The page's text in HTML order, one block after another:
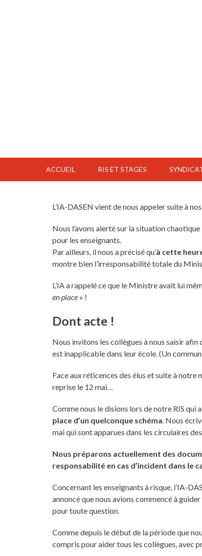
ACCUEIL RIS ET STAGES
L’IA-DASEN vient de nous appeler suite à
Nous l’avons alerté sur la situation
pour les enseignants.
Par ailleurs, il nous a précisé qu’à cette
montre bien l’irresponsabilité totale du
L’IA a rappelé ce que le Ministre avait lui
en place » !
Dont acte !
Nous invitons les collègues à nous saisir
est inapplicable dans leur école. (Un
Face aux réticences des élus et suite à
reprise le 12 mai…
Comme nous le disions lors de notre RIS qui
place d’un quelconque schéma . Nous
mai qui sont apparues dans les circulaires
Nous préparons actuellement des
responsabilité en cas d’incident dans le
Concernant les enseignants à risque, l’IA-
annoncé que nous avions commencé à
pour toute question.
Comme depuis le début de la période que
compris pour aider tous les collègues, avec